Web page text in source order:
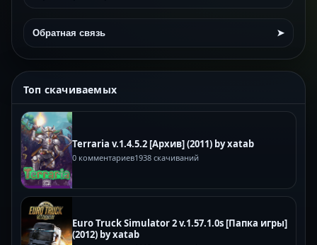
Обратная связь ➤
Топ скачиваемых
Terraria v.1.4.5.2 [Архив] (2011) by xatab
0 комментариев1938 скачиваний
Euro Truck Simulator 2 v.1.57.1.0s [Папка игры]
(2012) by xatab